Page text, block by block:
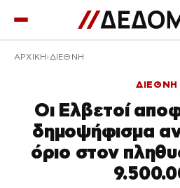
ΑΡΧΙΚΉ ΔΙΕΘΝΗ
ΔΙΕΘΝΗ
Οι Ελβετοί
δημοψήφισμα
όριο στον